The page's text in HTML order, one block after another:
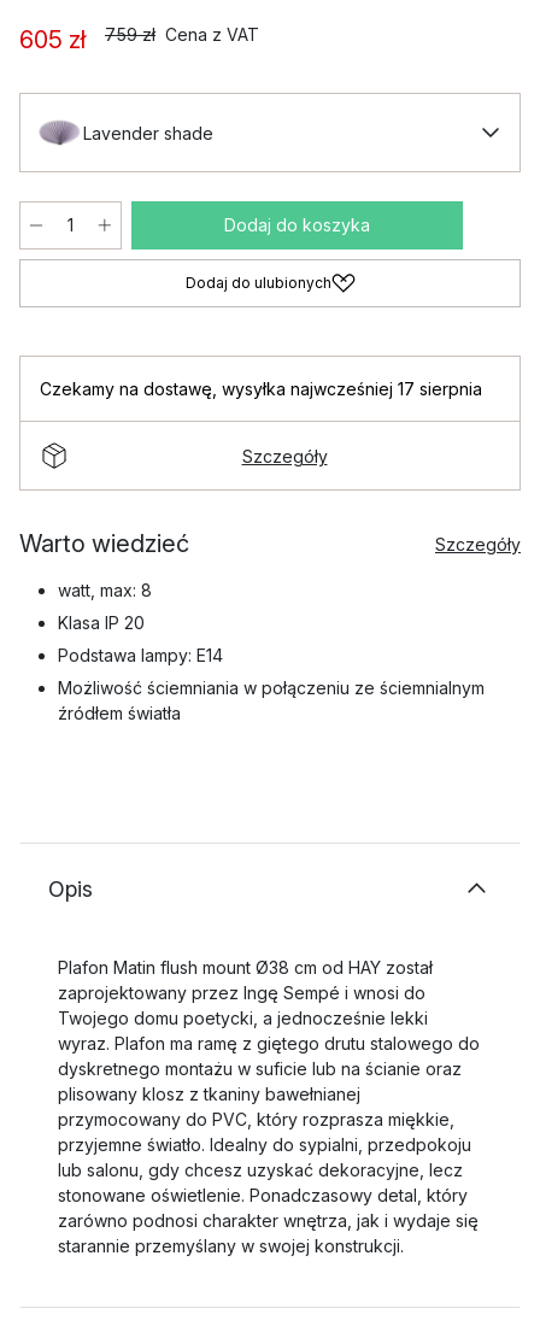
605 zł 759 zł Cena z VAT
Lavender shade
Dodaj do koszyka
Dodaj do ulubionych
Czekamy na dostawę wysyłka najwcześniej 17 sierpnia
Szczegóły
Warto wiedzieć Szczegóły
watt, max: 8
Klasa IP 20
Podstawa lampy: E14
Możliwość ściemniania w połączeniu ze ściemnialnym
źródłem światła
Opis
Plafon Matin flush mount Ø38 cm od HAY został
zaprojektowany przez Ingę Sempé i wnosi do
Twojego domu poetycki, a jednocześnie lekki
wyraz. Plafon ma ramę z giętego drutu stalowego do
dyskretnego montażu w suficie lub na ścianie oraz
plisowany klosz z tkaniny bawełnianej
przymocowany do PVC, który rozprasza miękkie,
przyjemne światło. Idealny do sypialni, przedpokoju
lub salonu, gdy chcesz uzyskać dekoracyjne, lecz
stonowane oświetlenie. Ponadczasowy detal, który
zarówno podnosi charakter wnętrza, jak i wydaje się
starannie przemyślany w swojej konstrukcji.